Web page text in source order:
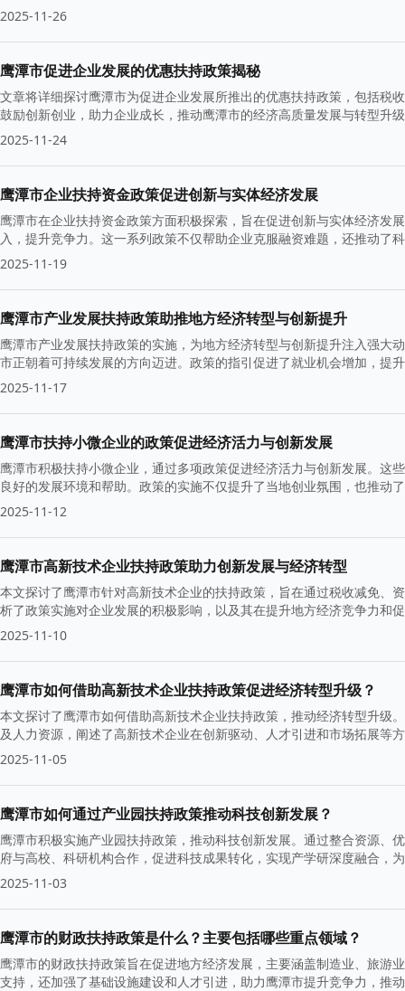
2025-11-26
鹰潭市促进企业发展的优惠扶持政策揭秘
文章将详细探讨鹰潭市为促进企业发展所推出的优惠扶持政策，包括税
鼓励创新创业，助力企业成长，推动鹰潭市的经济高质量发展与转型升
2025-11-24
鹰潭市企业扶持资金政策促进创新与实体经济发展
鹰潭市在企业扶持资金政策方面积极探索，旨在促进创新与实体经济发
入，提升竞争力。这一系列政策不仅帮助企业克服融资难题，还推动
好的发展环境。
2025-11-19
鹰潭市产业发展扶持政策助推地方经济转型与创新提升
鹰潭市产业发展扶持政策的实施，为地方经济转型与创新提升注入强大
市正朝着可持续发展的方向迈进。政策的指引促进了就业机会增加，提
2025-11-17
鹰潭市扶持小微企业的政策促进经济活力与创新发展
鹰潭市积极扶持小微企业，通过多项政策促进经济活力与创新发展。这
良好的发展环境和帮助。政策的实施不仅提升了当地创业氛围，也推动
2025-11-12
鹰潭市高新技术企业扶持政策助力创新发展与经济转型
本文探讨了鹰潭市针对高新技术企业的扶持政策，旨在通过税收减免、
析了政策实施对企业发展的积极影响，以及其在提升地方经济竞争力和
2025-11-10
鹰潭市如何借助高新技术企业扶持政策促进经济转型升级？
本文探讨了鹰潭市如何借助高新技术企业扶持政策，推动经济转型升级
及人力资源，阐述了高新技术企业在创新驱动、人才引进和市场拓展等
2025-11-05
鹰潭市如何通过产业园扶持政策推动科技创新发展？
鹰潭市积极实施产业园扶持政策，推动科技创新发展。通过整合资源、
府与高校、科研机构合作，促进科技成果转化，实现产学研深度融合，
2025-11-03
鹰潭市的财政扶持政策是什么？主要包括哪些重点领域？
鹰潭市的财政扶持政策旨在促进地方经济发展，主要涵盖制造业、旅游
支持，还加强了基础设施建设和人才引进，助力鹰潭市提升竞争力，推